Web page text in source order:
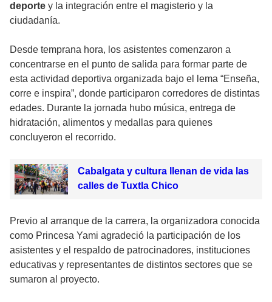
deporte y la integración entre el magisterio y la
ciudadanía.
Desde temprana hora, los asistentes comenzaron a
concentrarse en el punto de salida para formar parte de
esta actividad deportiva organizada bajo el lema “Enseña,
corre e inspira”, donde participaron corredores de distintas
edades. Durante la jornada hubo música, entrega de
hidratación, alimentos y medallas para quienes
concluyeron el recorrido.
Cabalgata y cultura llenan de vida las
calles de Tuxtla Chico
Previo al arranque de la carrera, la organizadora conocida
como Princesa Yami agradeció la participación de los
asistentes y el respaldo de patrocinadores, instituciones
educativas y representantes de distintos sectores que se
sumaron al proyecto.